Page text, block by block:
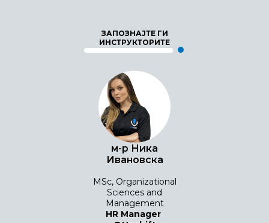
ЗАПОЗНАЈТЕ ГИ
ИНСТРУКТОРИТЕ
м-р Ника
Ивановска
MSc, Organizational
Sciences and
Management
HR Manager